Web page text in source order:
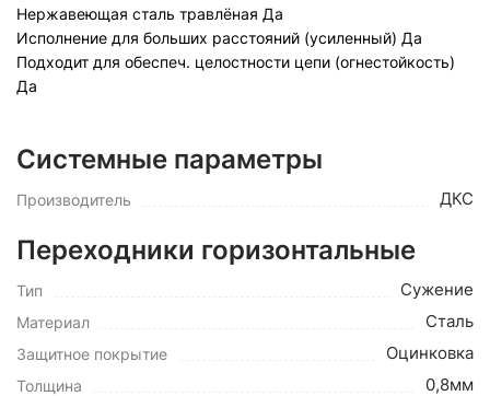
Нержавеющая сталь травлёная Да
Исполнение для больших расстояний (усиленный) Да
Подходит для обеспеч. целостности цепи (огнестойкость)
Да
Системные параметры
Производитель ДКС
Переходники горизонтальные
Тип Сужение
Материал Сталь
Защитное покрытие Оцинковка
Толщина 0,8мм